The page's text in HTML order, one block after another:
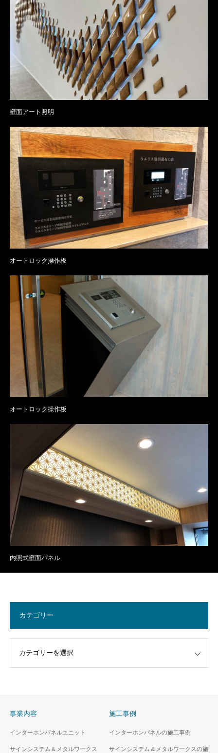
壁面アート照明
オートロック操作板
オートロック操作板
内照式壁面パネル
カテゴリー
事業内容
インターホンパネルユニット
サインシステム＆メタルワークス
施工事例
インターホンパネルの施工事例
サインシステム＆メタルワークスの施